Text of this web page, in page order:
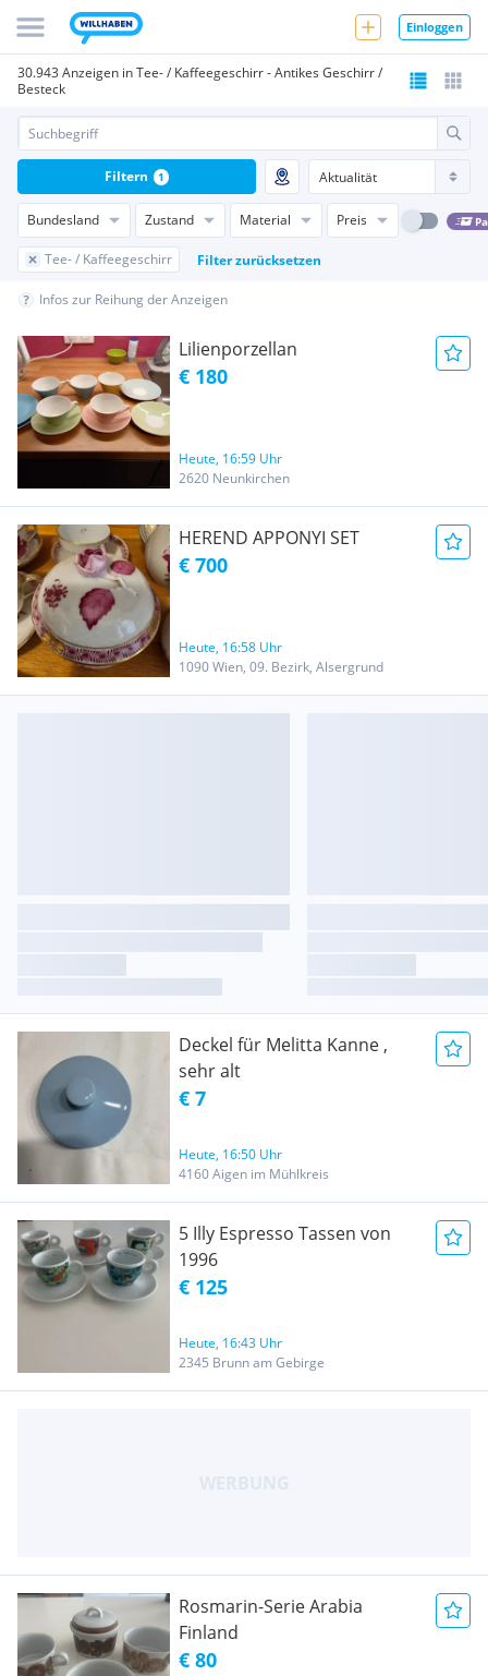
Einloggen
30.943 Anzeigen in Tee- / Kaffeegeschirr - Antikes Geschirr /
Besteck
Bundesland Zustand Material Preis
Tee- / Kaffeegeschirr Filter zurücksetzen
Filtern 1
Infos zur Reihung der Anzeigen
Lilienporzellan
€ 180
Heute, 16:59 Uhr
2620 Neunkirchen
HEREND APPONYI SET
€ 700
Heute, 16:58 Uhr
1090 Wien, 09. Bezirk, Alsergrund
Deckel für Melitta Kanne ,
sehr alt
€ 7
Heute, 16:50 Uhr
4160 Aigen im Mühlkreis
5 Illy Espresso Tassen von
1996
€ 125
Heute, 16:43 Uhr
2345 Brunn am Gebirge
Rosmarin-Serie Arabia
Finland
€ 80